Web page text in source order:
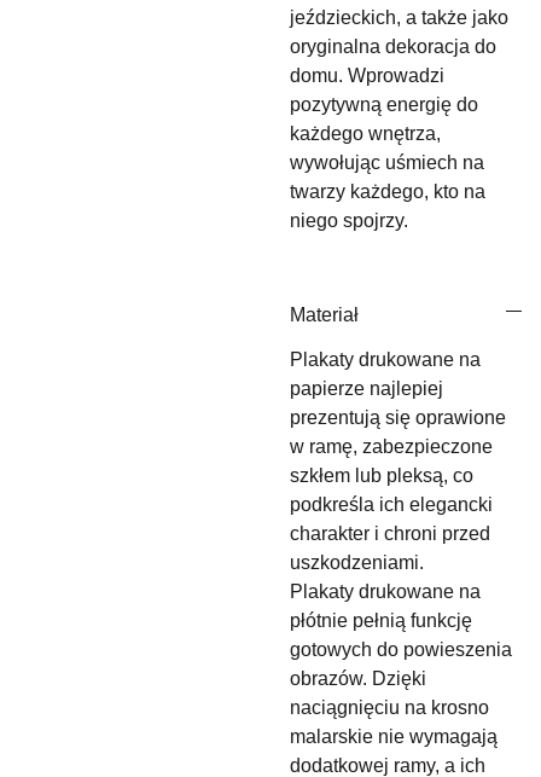
jeździeckich, a także jako
oryginalna dekoracja do
domu. Wprowadzi
pozytywną energię do
każdego wnętrza,
wywołując uśmiech na
twarzy każdego, kto na
niego spojrzy.
Materiał
Plakaty drukowane na
papierze najlepiej
prezentują się oprawione
w ramę, zabezpieczone
szkłem lub pleksą, co
podkreśla ich elegancki
charakter i chroni przed
uszkodzeniami.
Plakaty drukowane na
płótnie pełnią funkcję
gotowych do powieszenia
obrazów. Dzięki
naciągnięciu na krosno
malarskie nie wymagają
dodatkowej ramy, a ich